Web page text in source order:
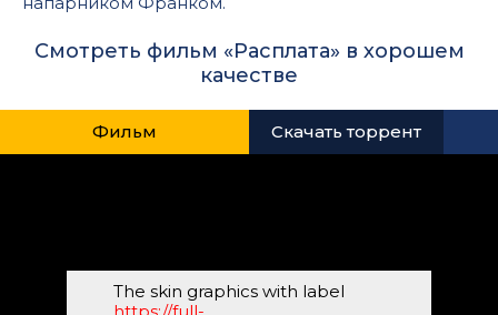
Смотреть фильм «Расплата» в хорошем
качестве
Фильм Скачать торрент
The skin graphics with label
https://full-